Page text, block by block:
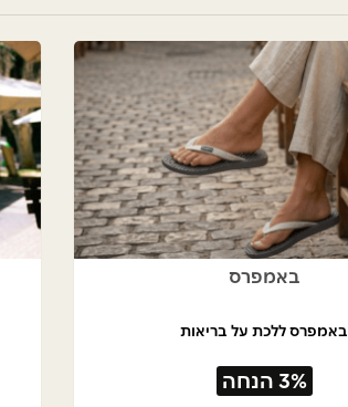
באמפרס
באמפרס ללכת על בריאות
3% הנחה